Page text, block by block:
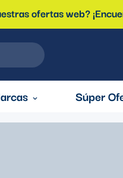
ofertas web?
Súper